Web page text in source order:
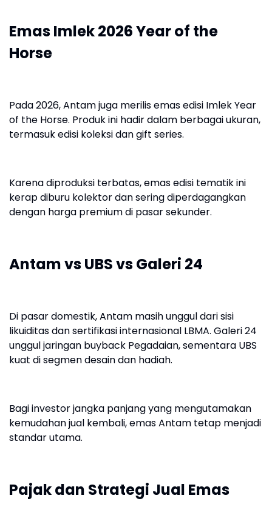
Emas Imlek 2026 Year of the
Horse
Pada 2026, Antam juga merilis emas edisi Imlek Year
of the Horse. Produk ini hadir dalam berbagai ukuran,
termasuk edisi koleksi dan gift series.
Karena diproduksi terbatas, emas edisi tematik ini
kerap diburu kolektor dan sering diperdagangkan
dengan harga premium di pasar sekunder.
Antam vs UBS vs Galeri 24
Di pasar domestik, Antam masih unggul dari sisi
likuiditas dan sertifikasi internasional LBMA. Galeri 24
unggul jaringan buyback Pegadaian, sementara UBS
kuat di segmen desain dan hadiah.
Bagi investor jangka panjang yang mengutamakan
kemudahan jual kembali, emas Antam tetap menjadi
standar utama.
Pajak dan Strategi Jual Emas